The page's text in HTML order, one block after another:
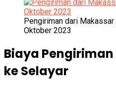
Pengiriman dari
Oktober 2023
Biaya
ke Selayar